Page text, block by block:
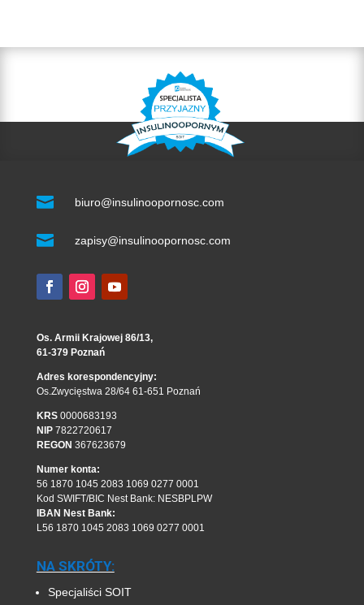
 biuro@insulinoopornosc.com
 zapisy@insulinoopornosc.com
Os. Armii Krajowej 86/13,
61-379 Poznań
Adres korespondencyjny:
Os.Zwycięstwa 28/64 61-651 Poznań
KRS0000683193
NIP7822720617
REGON 367623679
Numer konta:
56 1870 1045 2083 1069 0277 0001
Kod SWIFT/BIC Nest Bank: NESBPLPW
IBAN Nest Bank:
L56 1870 1045 2083 1069 0277 0001
NA SKRÓTY:
Specjaliści SOIT